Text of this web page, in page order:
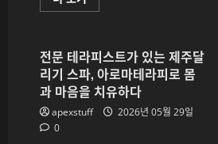
대
어
보
기
록
Web3
핵
심
이
해:
혁
신
전문 테라피스트가 있는 제주달
리기 스파, 아로마테라피로 몸
과 마음을 치유하다
apexstuff
2026년 05월 29일
0